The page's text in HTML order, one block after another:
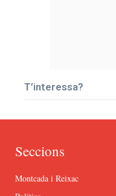
T’interessa?
Seccions
Montcada i Reixac